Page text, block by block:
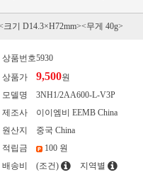
기 D14.3×H72mm><무게 40g>
상품번호5930
상품가
9,500원
모델명
3NH1/2AA600-L-V3P
제조사
이이엠비 EEMB China
원산지
중국 China
적립금
100 원
배송비
(조건) 지역별